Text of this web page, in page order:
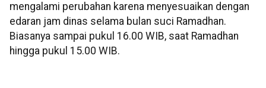
mengalami perubahan karena menyesuaikan dengan
edaran jam dinas selama bulan suci Ramadhan.
Biasanya sampai pukul 16.00 WIB, saat Ramadhan
hingga pukul 15.00 WIB.